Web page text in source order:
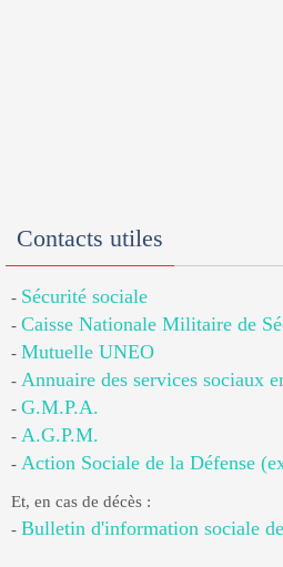
Contacts utiles
- Sécurité sociale
- Caisse Nationale Militaire de
- Mutuelle UNEO
- Annuaire des services sociaux
- G.M.P.A.
- A.G.P.M.
- Action Sociale de la Défense
Et, en cas de décès :
- Bulletin d'information sociale